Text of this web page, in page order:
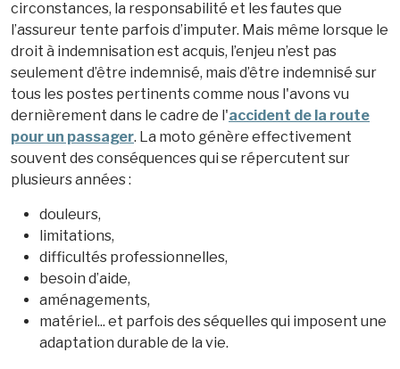
circonstances, la responsabilité et les fautes que
l’assureur tente parfois d’imputer. Mais même lorsque le
droit à indemnisation est acquis, l’enjeu n’est pas
seulement d’être indemnisé, mais d’être indemnisé sur
tous les postes pertinents comme nous l'avons vu
dernièrement dans le cadre de l'accident de la route
pour un passager. La moto génère effectivement
souvent des conséquences qui se répercutent sur
plusieurs années :
douleurs,
limitations,
difficultés professionnelles,
besoin d’aide,
aménagements,
matériel... et parfois des séquelles qui imposent une
adaptation durable de la vie.